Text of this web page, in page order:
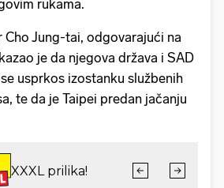
rukama.
Cho Jung-tai, odgovarajući na
je da njegova država i SAD
usprkos izostanku službenih
te da je Taipei predan jačanju